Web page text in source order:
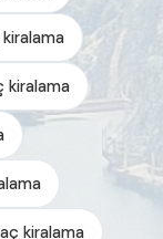
kiralama
kiralama